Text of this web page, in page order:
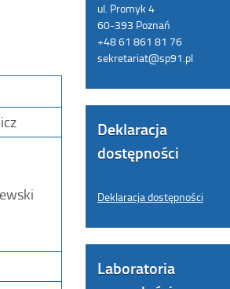
ul. Promyk 4
60-393 Poznań
+48 61 861 81 76
sekretariat@sp91.pl
Deklaracja
dostępności
Deklaracja dostępności
Laboratoria